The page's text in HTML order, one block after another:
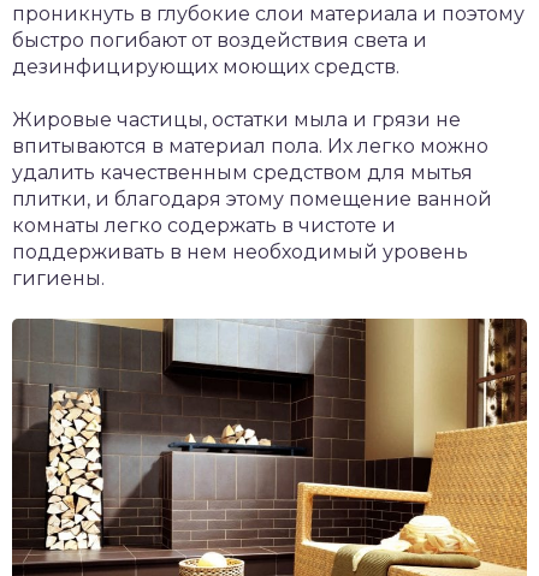
проникнуть в глубокие слои материала и поэтому
быстро погибают от воздействия света и
дезинфицирующих моющих средств.
Жировые частицы, остатки мыла и грязи не
впитываются в материал пола. Их легко можно
удалить качественным средством для мытья
плитки, и благодаря этому помещение ванной
комнаты легко содержать в чистоте и
поддерживать в нем необходимый уровень
гигиены.